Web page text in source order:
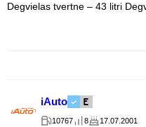
Degvielas tvertne – 43 litri
iAuto
10767 8 17.07.2001